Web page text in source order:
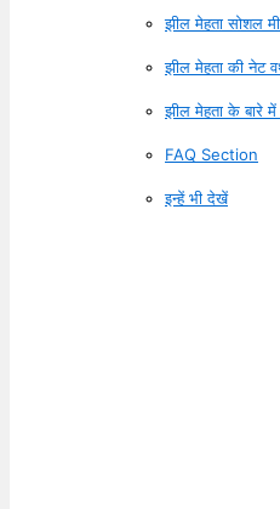
झील मेहता सोशल
झील मेहता की
झील मेहता के बारे
FAQ Section
इन्हें भी देखें